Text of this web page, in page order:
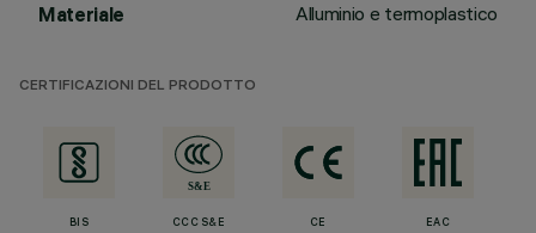
Materiale Alluminio e termoplastico
CERTIFICAZIONI DEL PRODOTTO
BIS CCC S&E CE EAC